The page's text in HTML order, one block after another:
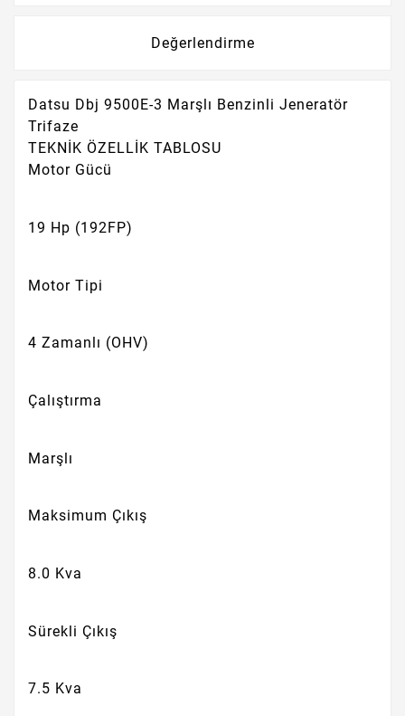
Değerlendirme
Datsu Dbj 9500E-3 Marşlı Benzinli Jeneratör
Trifaze
TEKNİK ÖZELLİK TABLOSU
Motor Gücü
19 Hp (192FP)
Motor Tipi
4 Zamanlı (OHV)
Çalıştırma
Marşlı
Maksimum Çıkış
8.0 Kva
Sürekli Çıkış
7.5 Kva